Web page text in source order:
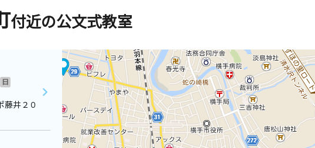
付近の公文式教室
日
井２０